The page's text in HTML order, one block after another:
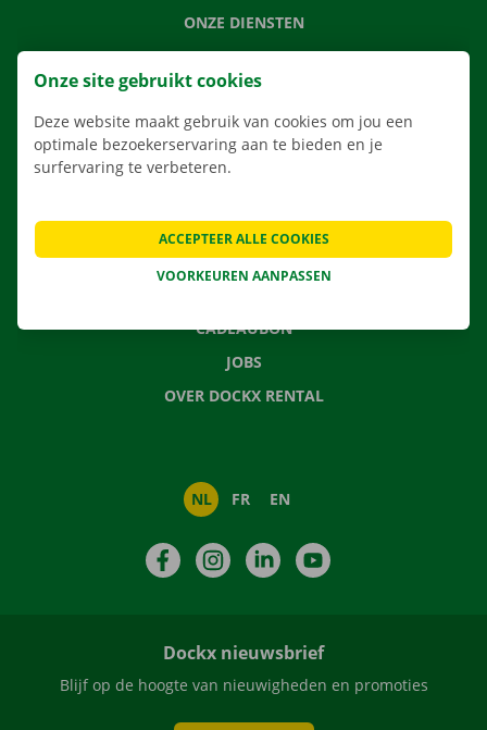
ONZE DIENSTEN
LOCATIES
APP
VERHUISOPLOSSINGEN
CONTACTEER ONS
VEELGESTELDE VRAGEN
CADEAUBON
JOBS
OVER DOCKX RENTAL
NL FR EN
FacebookInstagramLinkedIn
Dockx nieuwsbrief
Blijf op de hoogte van nieuwigheden en promoties
Onze site gebruikt cookies
Deze website maakt gebruik van cookies om jou een
optimale bezoekerservaring aan te bieden en je
surfervaring te verbeteren.
VOORKEUREN AANPASSEN
ACCEPTEER ALLE COOKIES